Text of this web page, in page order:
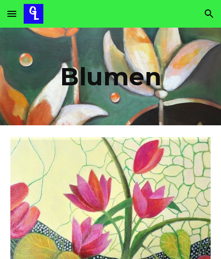
Skip to main content Skip to navigation
Blumen